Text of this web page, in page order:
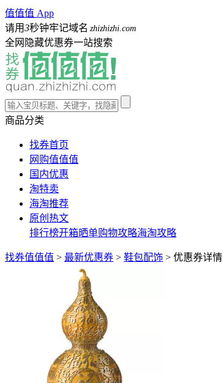
值值值 App
请用3秒钟牢记域名 zhizhizhi.com
全网隐藏优惠券一站搜索
商品分类
找券首页
网购值值值
国内优惠
淘特卖
海淘推荐
原创热文
排行榜开箱晒单购物攻略海淘攻略
找券值值值 > 最新优惠券 > 鞋包配饰 > 优惠券详情